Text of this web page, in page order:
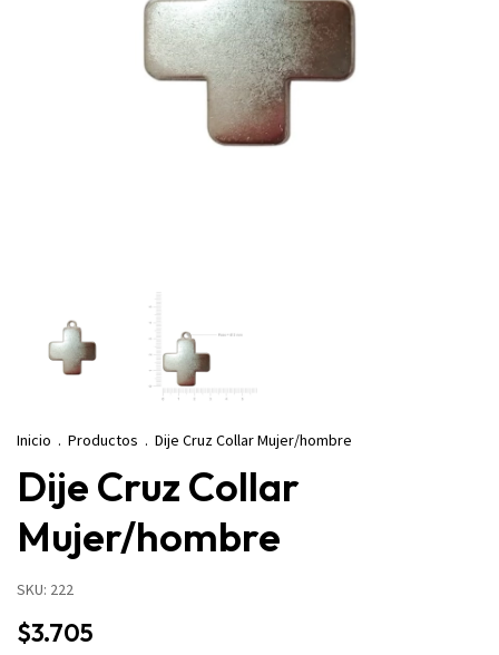
Inicio . Productos . Dije Cruz Collar Mujer/hombre
Dije Cruz Collar
Mujer/hombre
SKU: 222
$3.705